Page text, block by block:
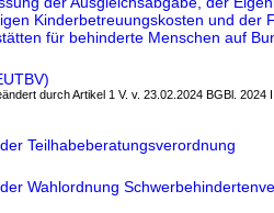
Kinderbetreuungskosten und der
für behinderte Menschen auf
durch Artikel 1 V. v. 23.02.2024 BGBl. 2024
Teilhabeberatungsverordnung
Wahlordnung